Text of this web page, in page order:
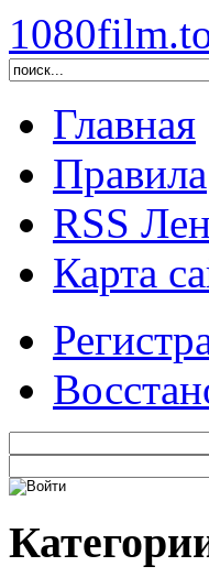
Главная
Правила
RSS
Карта